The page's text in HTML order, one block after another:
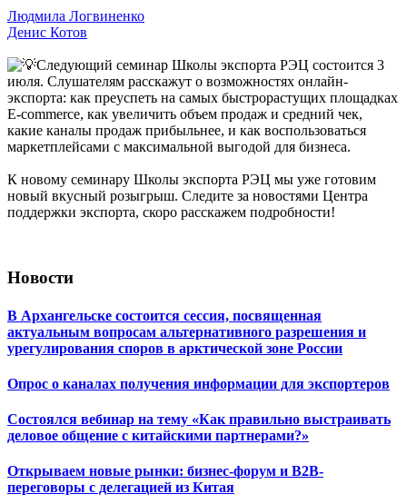
Людмила Логвиненко
Денис Котов
Следующий семинар Школы экспорта РЭЦ состоится 3
июля. Слушателям расскажут о возможностях онлайн-
экспорта: как преуспеть на самых быстрорастущих площадках
E-commerce, как увеличить объем продаж и средний чек,
какие каналы продаж прибыльнее, и как воспользоваться
маркетплейсами с максимальной выгодой для бизнеса.
К новому семинару Школы экспорта РЭЦ мы уже готовим
новый вкусный розыгрыш. Следите за новостями Центра
поддержки экспорта, скоро расскажем подробности!
Новости
В Архангельске состоится сессия, посвященная
актуальным вопросам альтернативного разрешения и
урегулирования споров в арктической зоне России
Опрос о каналах получения информации для экспортеров
Состоялся вебинар на тему «Как правильно выстраивать
деловое общение с китайскими партнерами?»
Открываем новые рынки: бизнес-форум и B2B-
переговоры с делегацией из Китая